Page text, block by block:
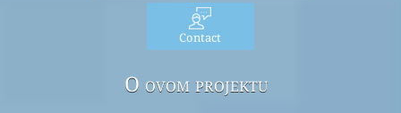
Contact
O ovom projektu